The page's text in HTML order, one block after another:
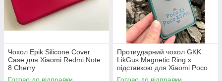
Чохол Epik Silicone Cover
Case для Xiaomi Redmi Note
8 Cherry
Протиударний чохол GKK
LikGus Magnetic Ring з
підставкою для Xiaomi Poco
X3 / X3 Pro Green